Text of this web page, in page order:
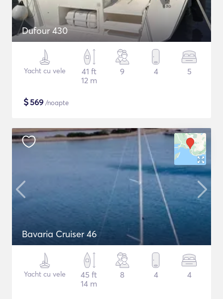
Dufour 430
Yacht cu vele
41 ft
12 m
9 4 5
$569 /noapte
Bavaria Cruiser 46
Yacht cu vele
45 ft
14 m
8 4 4